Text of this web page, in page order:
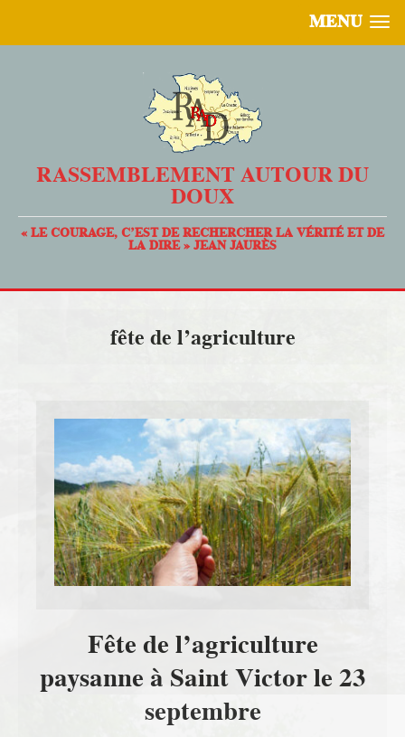
MENU
RASSEMBLEMENT AUTOUR DU
DOUX
« LE COURAGE, C’EST DE RECHERCHER LA VÉRITÉ ET DE
LA DIRE » JEAN JAURÈS
fête de l’agriculture
Fête de l’agriculture
paysanne à Saint Victor le 23
septembre